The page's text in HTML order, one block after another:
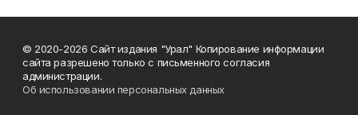
© 2020-2026 Сайт издания "Урал" Копирование информации
сайта разрешено только с письменного согласия
администрации.
Об использовании персональных данных